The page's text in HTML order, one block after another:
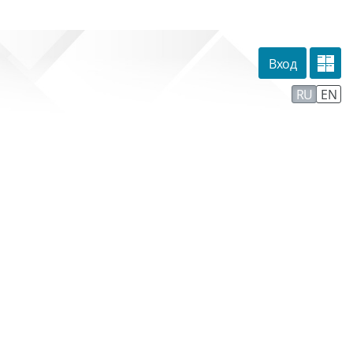
Вход
RU EN